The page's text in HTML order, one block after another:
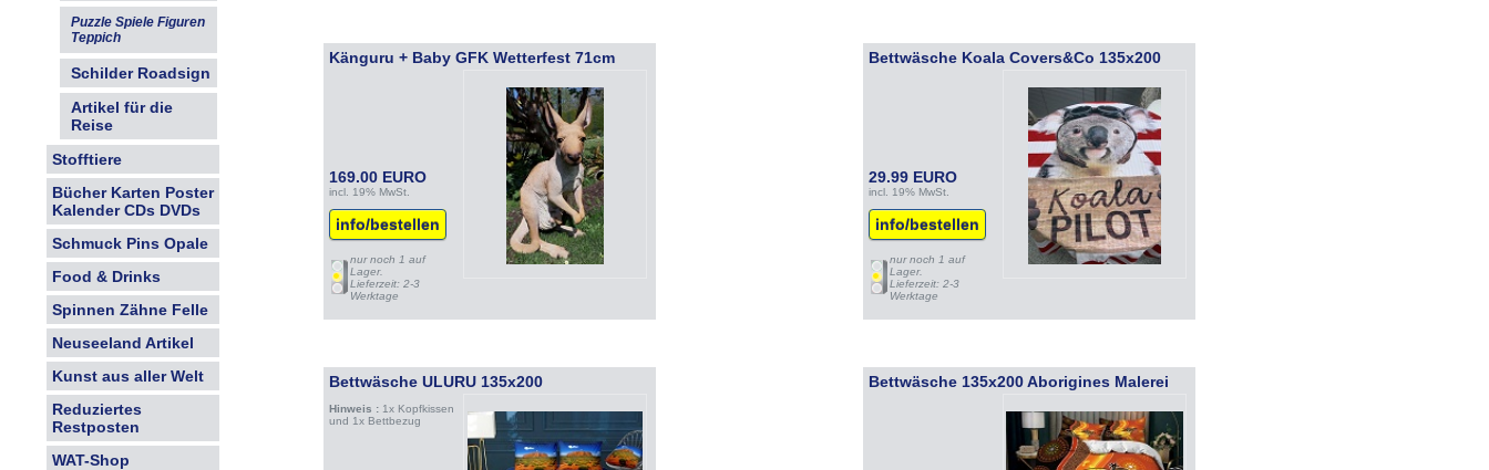
Puzzle Spiele Figuren
Teppich
Schilder Roadsign
Artikel für die
Reise
Stofftiere
Bücher Karten Poster
Kalender CDs DVDs
Schmuck Pins Opale
Food & Drinks
Spinnen Zähne Felle
Neuseeland Artikel
Kunst aus aller Welt
Reduziertes
Restposten
WAT-Shop
Känguru + Baby GFK Wetterfest 71cm
169.00 EURO
incl. 19% MwSt.
info/bestellen
nur noch 1 auf
Lager.
Lieferzeit: 2-3
Werktage
Bettwäsche Koala Covers&Co 135x200
29.99 EURO
incl. 19% MwSt.
info/bestellen
nur noch 1 auf
Lager.
Lieferzeit: 2-3
Werktage
Bettwäsche ULURU 135x200
Hinweis : 1x Kopfkissen
und 1x Bettbezug
Bettwäsche 135x200 Aborigines Malerei